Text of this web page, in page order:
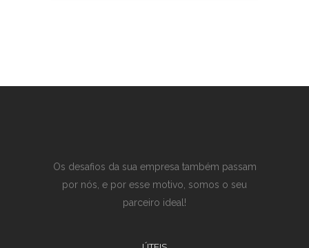
Os desafios da sua empresa também passam
por nós, e por esse motivo, somos o seu
parceiro ideal!